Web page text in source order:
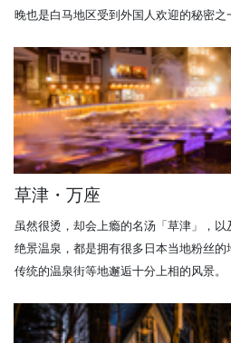
晚也是白马地区受到外国人欢迎的秘密之
草津・万座
虽然很烫，却会上瘾的名汤「草津」，以
绝景温泉，都是拥有很多日本当地粉丝
传统的温泉街等地邂逅十分上相的风景。